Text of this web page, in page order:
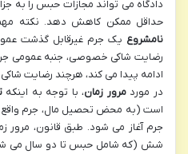
دادگاه می تواند مجازات حبس را به
حداقل ممکن کاهش دهد. نکته
نامشروع یک جرم غیرقابل گذشت
رضایت شاکی خصوصی، جنبه عمومی
ادامه پیدا می کند، هرچند رضایت
در موردمرور زمان، با توجه به اینکه
است (به محض تحصیل مال، جرم واقع
جرم آغاز می شود. طبق قانون، مرور
شش (که شامل حبس تا دو سال می